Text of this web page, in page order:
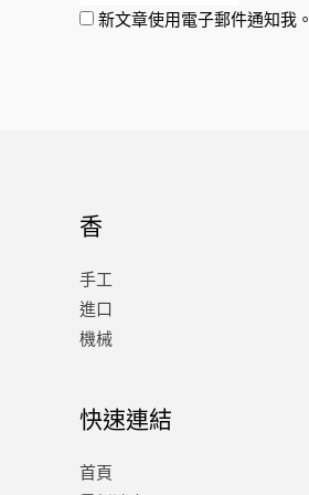
新文章使用電子郵件通知我。
香
手工
進口
機械
快速連結
首頁